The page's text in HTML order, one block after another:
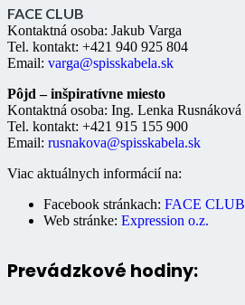
FACE CLUB
Kontaktná osoba: Jakub Varga
Tel. kontakt: +421 940 925 804
Email: varga@spisskabela.sk
Pôjd – inšpiratívne miesto
Kontaktná osoba: Ing. Lenka Rusnáková
Tel. kontakt: +421 915 155 900
Email: rusnakova@spisskabela.sk
Viac aktuálnych informácií na:
Facebook stránkach: FACE CLUB
Web stránke: Expression o.z.
Prevádzkové hodiny: